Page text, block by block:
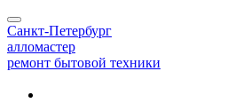
Toggle
navigation
Санкт-Петербург
алломастер
ремонт бытовой техники